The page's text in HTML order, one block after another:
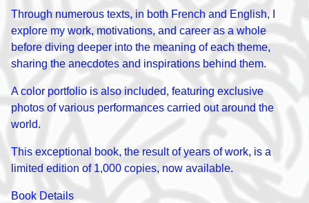
Through numerous texts, in both French and English, I
explore my work, motivations, and career as a whole
before diving deeper into the meaning of each theme,
sharing the anecdotes and inspirations behind them.
A color portfolio is also included, featuring exclusive
photos of various performances carried out around the
world.
This exceptional book, the result of years of work, is a
limited edition of 1,000 copies, now available.
Book Details